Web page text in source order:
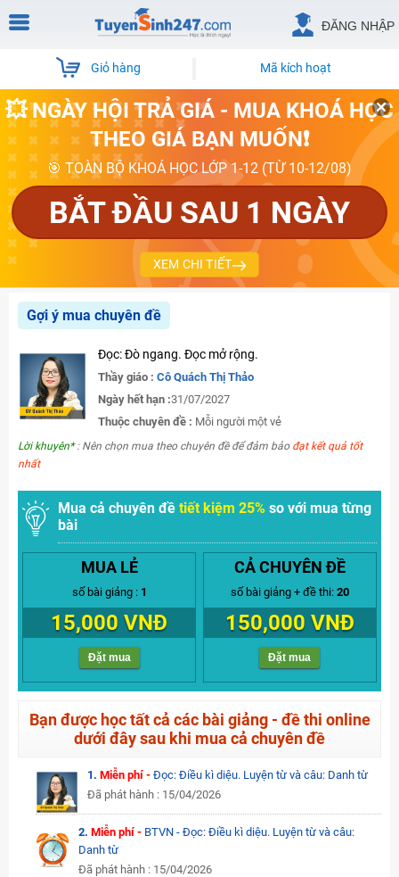
ĐĂNG NHẬP
Giỏ hàng Mã kích hoạt
💥 NGÀY HỘI TRẢ GIÁ - MUA KHOÁ HỌC
THEO GIÁ BẠN MUỐN❗
🎯 TOÀN BỘ KHOÁ HỌC LỚP 1-12 (TỪ 10-12/08)
BẮT ĐẦU SAU 1 NGÀY
XEM CHI TIẾT
Gợi ý mua chuyên đề
Đọc: Đò ngang. Đọc mở rộng.
Thầy giáo : Cô Quách Thị Thảo
Ngày hết hạn :31/07/2027
Thuộc chuyên đề : Mỗi người một vẻ
Lời khuyên*: Nên chọn mua theo chuyên đề để đảm bảo đạt kết quả tốt
nhất
Mua cả chuyên đề tiết kiệm 25% so với mua từng
bài
MUA LẺ
số bài giảng : 1
15,000 VNĐ
Đặt mua
CẢ CHUYÊN ĐỀ
số bài giảng + đề thi: 20
150,000 VNĐ
Đặt mua
Bạn được học tất cả các bài giảng - đề thi online
dưới đây sau khi mua cả chuyên đề
1. Miễn phí - Đọc: Điều kì diệu. Luyện từ và câu: Danh từ
Đã phát hành : 15/04/2026
2.Miễn phí - BTVN - Đọc: Điều kì diệu. Luyện từ và câu:
Danh từ
Đã phát hành : 15/04/2026